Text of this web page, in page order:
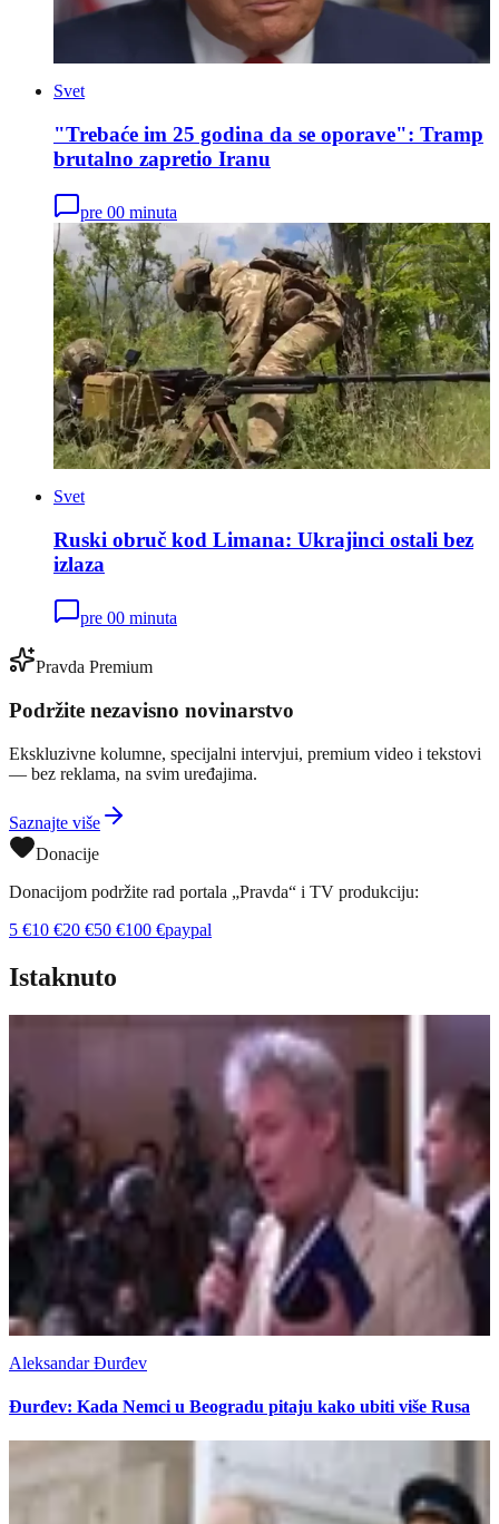
Svet
"Trebaće im 25 godina da se oporave": Tramp
brutalno zapretio Iranu
pre 00 minuta
Svet
Ruski obruč kod Limana: Ukrajinci ostali bez
izlaza
pre 00 minuta
Pravda Premium
Podržite nezavisno novinarstvo
Ekskluzivne kolumne, specijalni intervjui, premium video i tekstovi
— bez reklama, na svim uređajima.
Saznajte više
Donacije
Donacijom podržite rad portala „Pravda“ i TV produkciju:
5 €10 €20 €50 €100 €paypal
Istaknuto
Aleksandar Đurđev
Đurđev: Kada Nemci u Beogradu pitaju kako ubiti više Rusa